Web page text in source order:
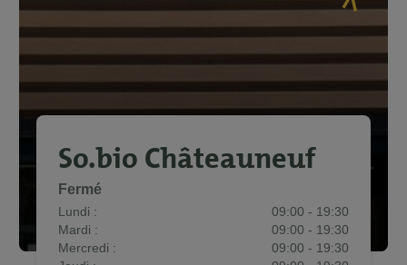
So.bio Châteauneuf
Fermé
Lundi :
09:00 - 19:30
Mardi :
09:00 - 19:30
Mercredi :
09:00 - 19:30